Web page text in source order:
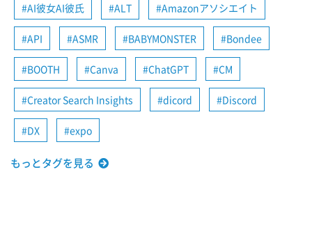
AI彼女AI彼氏 ALT Amazonアソシエイト
API ASMR BABYMONSTER Bondee
BOOTH Canva ChatGPT CM
Creator Search Insights dicord Discord
DX expo
もっとタグを見る